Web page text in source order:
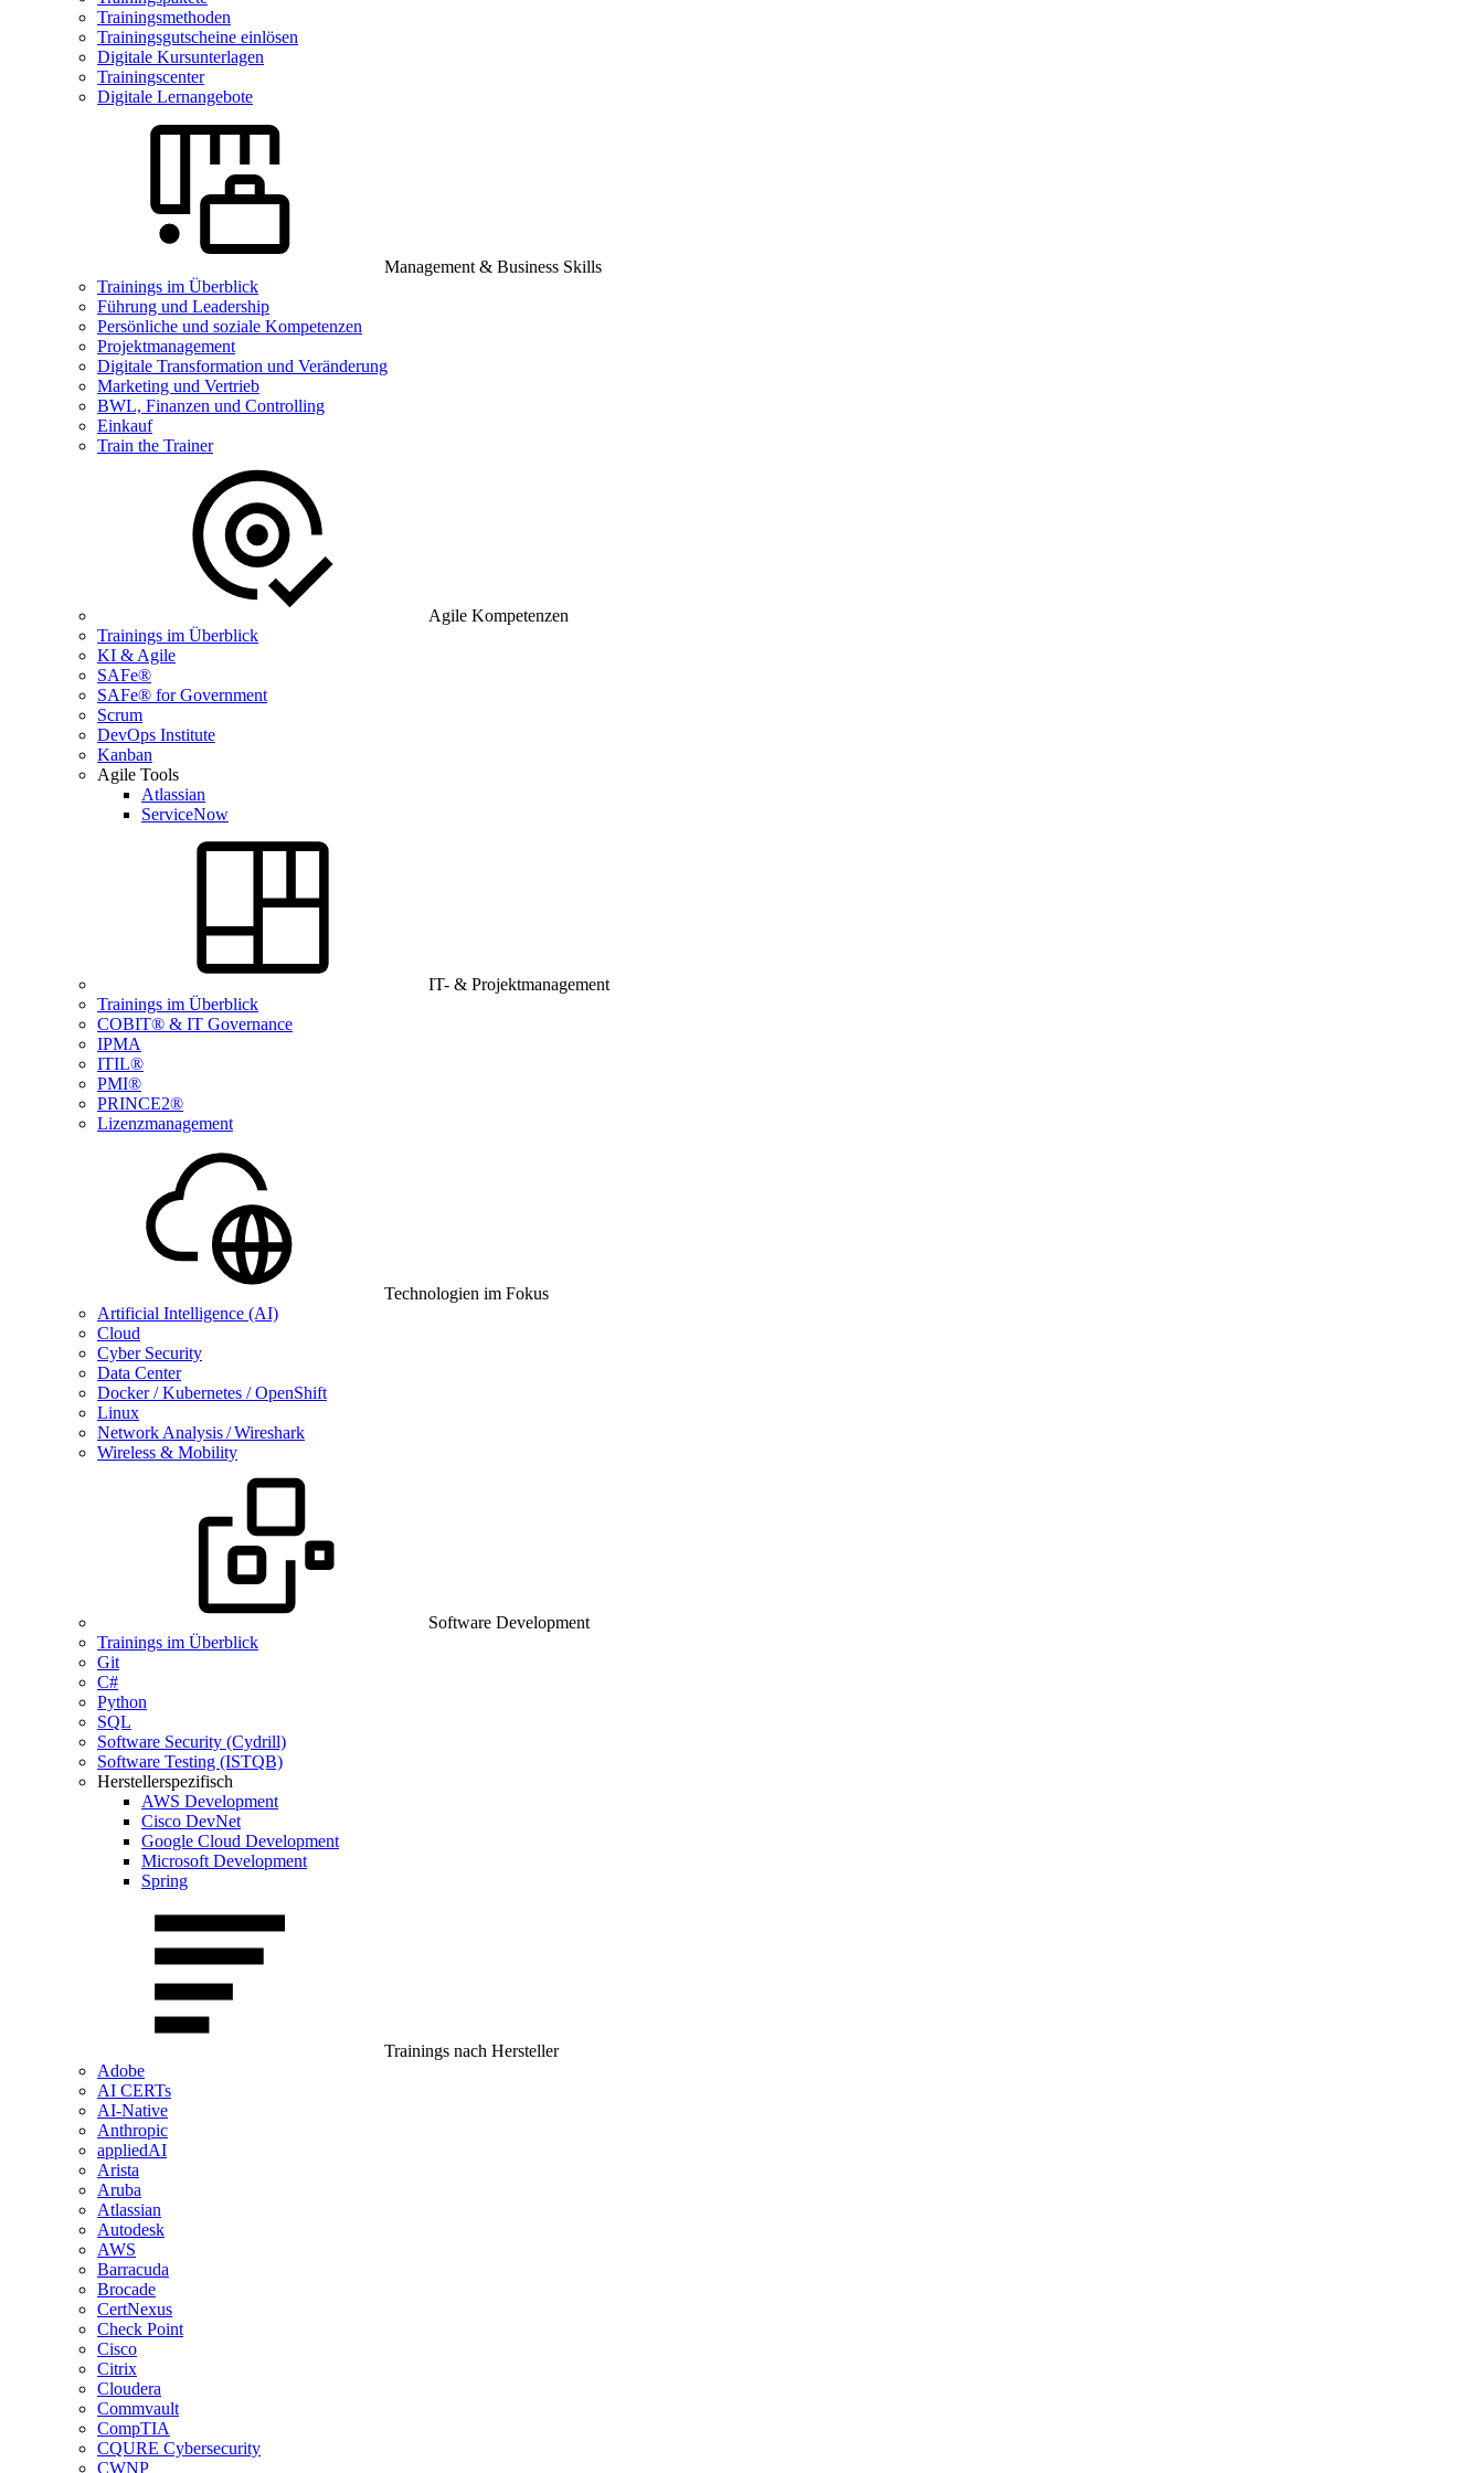
Trainingsmethoden
Trainingsgutscheine einlösen
Digitale Kursunterlagen
Trainingscenter
Digitale Lernangebote
Management & Business Skills
Trainings im Überblick
Führung und Leadership
Persönliche und soziale Kompetenzen
Projektmanagement
Digitale Transformation und Veränderung
Marketing und Vertrieb
BWL, Finanzen und Controlling
Einkauf
Train the Trainer
Agile Kompetenzen
Trainings im Überblick
KI & Agile
SAFe®
SAFe® for Government
Scrum
DevOps Institute
Kanban
Agile Tools
Atlassian
ServiceNow
IT- & Projektmanagement
Trainings im Überblick
COBIT® & IT Governance
IPMA
ITIL®
PMI®
PRINCE2®
Lizenzmanagement
Technologien im Fokus
Artificial Intelligence (AI)
Cloud
Cyber Security
Data Center
Docker / Kubernetes / OpenShift
Linux
Network Analysis / Wireshark
Wireless & Mobility
Software Development
Trainings im Überblick
Git
C#
Python
SQL
Software Security (Cydrill)
Software Testing (ISTQB)
Herstellerspezifisch
AWS Development
Cisco DevNet
Google Cloud Development
Microsoft Development
Spring
Trainings nach Hersteller
Adobe
AI CERTs
AI-Native
Anthropic
appliedAI
Arista
Aruba
Atlassian
Autodesk
AWS
Barracuda
Brocade
CertNexus
Check Point
Cisco
Citrix
Cloudera
Commvault
CompTIA
CQURE Cybersecurity
CWNP